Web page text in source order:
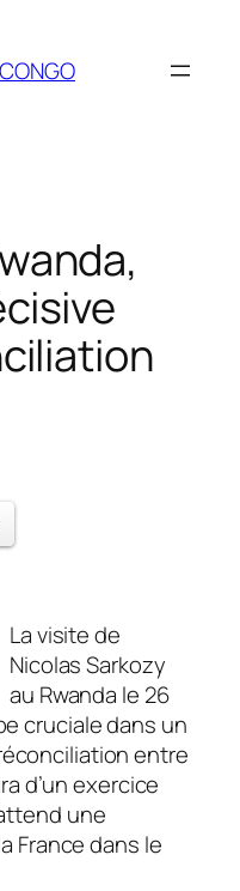
La visite de
Nicolas Sarkozy
au Rwanda le 26
cruciale dans un
entre
d’un exercice
une
France dans le